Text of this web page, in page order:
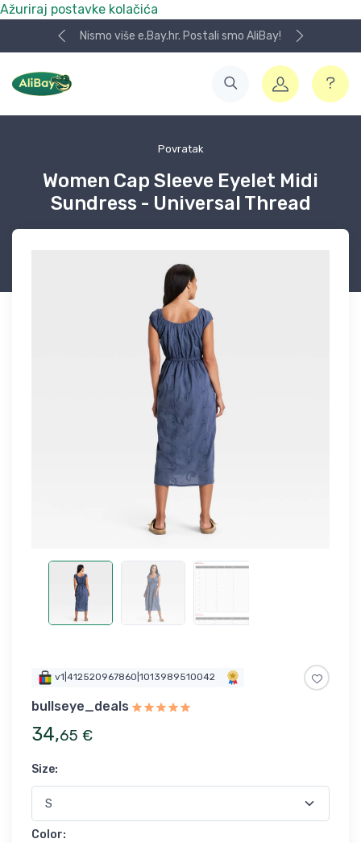
Ažuriraj postavke kolačića
Nismo više e.Bay.hr. Postali smo AliBay!
Povratak
Women Cap Sleeve Eyelet Midi
Sundress - Universal Thread
v1|412520967860|1013989510042
bullseye_deals
34,65 €
Size:
Color: